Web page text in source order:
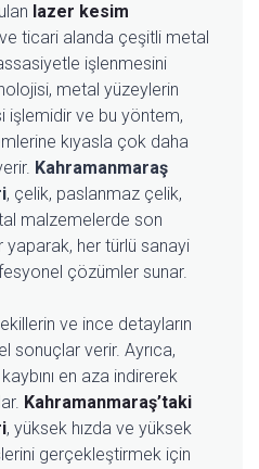
lazer kesim
ticari alanda çeşitli metal
işlenmesini
metal yüzeylerin
işlemidir ve bu yöntem,
kıyasla çok daha
Kahramanmaraş
, çelik, paslanmaz çelik,
malzemelerde son
her türlü sanayi
çözümler sunar.
ve ince detayların
sonuçlar verir. Ayrıca,
en aza indirerek
Kahramanmaraş’taki
, yüksek hızda ve yüksek
gerçekleştirmek için